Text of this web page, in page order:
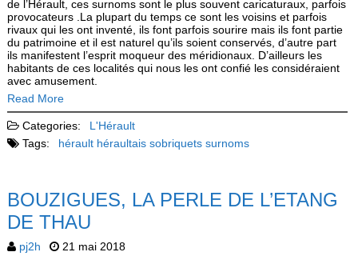
de l’Hérault, ces surnoms sont le plus souvent caricaturaux, parfois
provocateurs .La plupart du temps ce sont les voisins et parfois
rivaux qui les ont inventé, ils font parfois sourire mais ils font partie
du patrimoine et il est naturel qu’ils soient conservés, d’autre part
ils manifestent l’esprit moqueur des méridionaux. D’ailleurs les
habitants de ces localités qui nous les ont confié les considéraient
avec amusement.
Read More
Categories:
L'Hérault
Tags:
hérault héraultais sobriquets surnoms
BOUZIGUES, LA PERLE DE L’ETANG
DE THAU
pj2h 21 mai 2018